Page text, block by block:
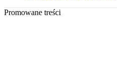
Promowane treści